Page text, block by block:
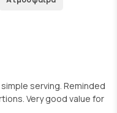
serving. Reminded
Very good value for